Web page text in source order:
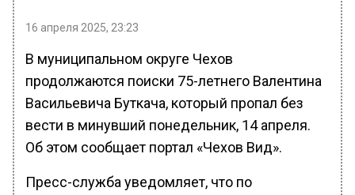
16 апреля 2025, 23:23
В муниципальном округе Чехов
продолжаются поиски 75-летнего Валентина
Васильевича Буткача, который пропал без
вести в минувший понедельник, 14 апреля.
Об этом сообщает портал «Чехов Вид».
Пресс-служба уведомляет, что по